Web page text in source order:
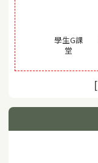
學生G課
堂
[